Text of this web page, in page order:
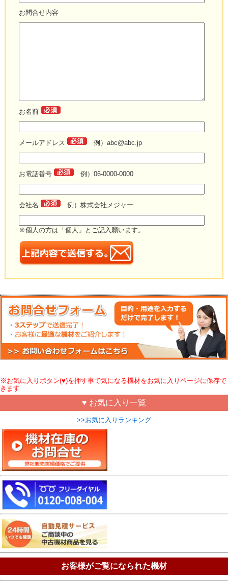
お問合せ内容
お名前
メールアドレス 例）abc@abc.jp
お電話番号 例）06-0000-0000
会社名 例）株式会社メジャー
※個人の方は「個人」とご記入願います。
※お気に入りボタン(♥)を押す事で気になる機材をお気に入りページに保存で
きます
♥ お気に入り一覧
>>お気に入りランキング
お客様がご覧になられた機材